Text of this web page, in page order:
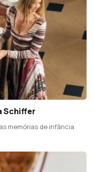
Schiffer
memórias de infância